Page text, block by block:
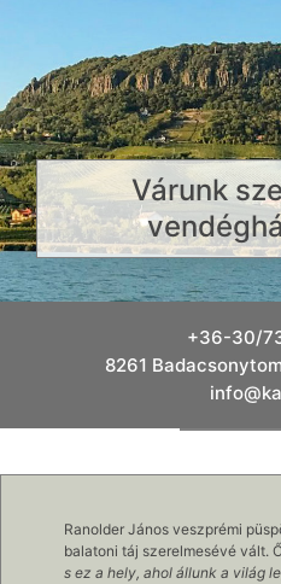
Várunk
+36-30/
8261
Ranolder János veszprémi
balatoni táj szerelmesévé vált.
s ez a hely, ahol állunk a világ